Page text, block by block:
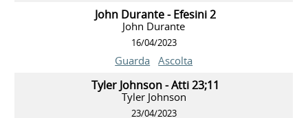
John Durante - Efesini 2
John Durante
16/04/2023
Guarda Ascolta
Tyler Johnson - Atti 23;11
Tyler Johnson
23/04/2023